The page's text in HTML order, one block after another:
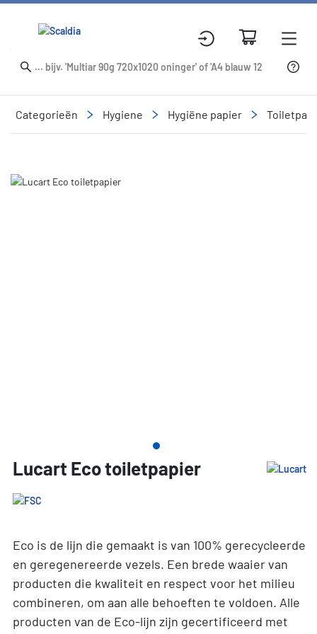
Categorieën Hygiene Hygiëne papier
Slide 1 of 1
Lucart Eco toiletpapier
Eco is de lijn die gemaakt is van 100% gerecycleerde
en geregenereerde vezels. Een brede waaier van
producten die kwaliteit en respect voor het milieu
combineren, om aan alle behoeften te voldoen. Alle
producten van de Eco-lijn zijn gecertificeerd met